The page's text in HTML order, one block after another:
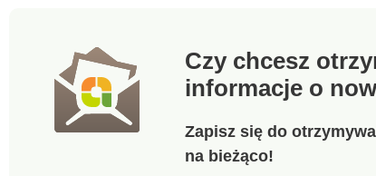
przywierania.
Czy chcesz
informacje o
Zapisz się do
na bieżąco!